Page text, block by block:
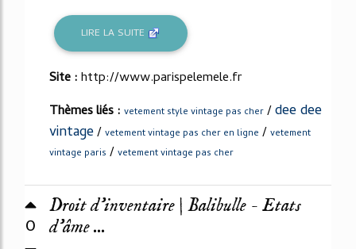
LIRE LA SUITE
Site :http://www.parispelemele.fr
Thèmes liés : vetement style vintage pas cher /dee dee
vintage/ vetement vintage pas cher en ligne / vetement
vintage paris / vetement vintage pas cher
0
Droit d’inventaire | Balibulle - Etats
d'âme ...